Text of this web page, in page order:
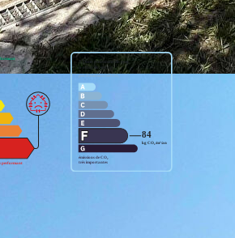
G. Montant estimé des dépenses
01/01/2023.